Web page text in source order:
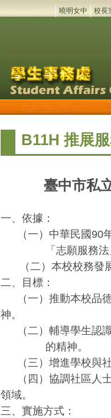
曉明女中 校長
B11H 推展
臺中市私
一、依據：
（一） 中華民國 90
「志願服務
（二）本校校務
二、目標：
（一）推動本校品
神。
（二）輔導學生認
的精神。
（三）增進學校與
（四）協調社區人
領域。
三、實施方式：